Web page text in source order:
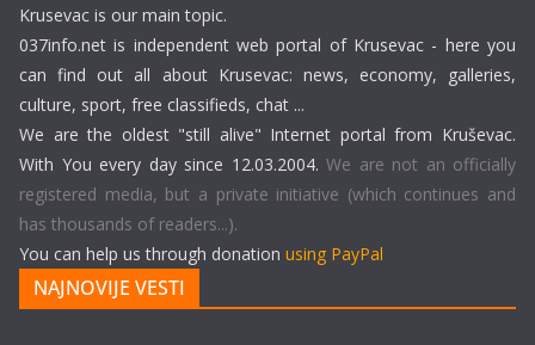
Krusevac is our main topic.
037info.net is independent web portal of Krusevac - here you
can find out all about Krusevac: news, economy, galleries,
culture, sport, free classifieds, chat ...
We are the oldest "still alive" Internet portal from Kruševac.
With You every day since 12.03.2004. We are not an officially
registered media, but a private initiative (which continues and
has thousands of readers...).
You can help us through donation using PayPal
NAJNOVIJE VESTI